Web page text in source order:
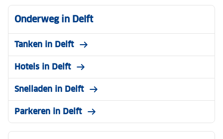
Onderweg in Delft
Tanken in Delft
Hotels in Delft
Snelladen in Delft
Parkeren in Delft